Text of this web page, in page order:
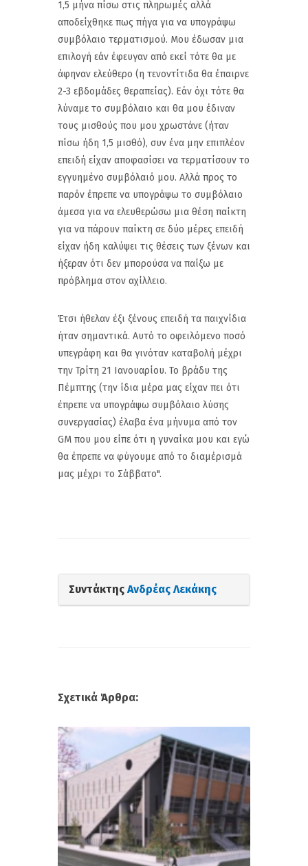
1,5 μήνα πίσω στις πληρωμές αλλά
αποδείχθηκε πως πήγα για να υπογράψω
συμβόλαιο τερματισμού. Μου έδωσαν μια
επιλογή εάν έφευγαν από εκεί τότε θα με
άφηναν ελεύθερο (η τενοντίτιδα θα έπαιρνε
2-3 εβδομάδες θεραπείας). Εάν όχι τότε θα
λύναμε το συμβόλαιο και θα μου έδιναν
τους μισθούς που μου χρωστάνε (ήταν
πίσω ήδη 1,5 μισθό), συν ένα μην επιπλέον
επειδή είχαν αποφασίσει να τερματίσουν το
εγγυημένο συμβόλαιό μου. Αλλά προς το
παρόν έπρεπε να υπογράψω το συμβόλαιο
άμεσα για να ελευθερώσω μια θέση παίκτη
για να πάρουν παίκτη σε δύο μέρες επειδή
είχαν ήδη καλύψει τις θέσεις των ξένων και
ήξεραν ότι δεν μπορούσα να παίξω με
πρόβλημα στον αχίλλειο.
Έτσι ήθελαν έξι ξένους επειδή τα παιχνίδια
ήταν σημαντικά. Αυτό το οφειλόμενο ποσό
υπεγράφη και θα γινόταν καταβολή μέχρι
την Τρίτη 21 Ιανουαρίου. Το βράδυ της
Πέμπτης (την ίδια μέρα μας είχαν πει ότι
έπρεπε να υπογράψω συμβόλαιο λύσης
συνεργασίας) έλαβα ένα μήνυμα από τον
GM που μου είπε ότι η γυναίκα μου και εγώ
θα έπρεπε να φύγουμε από το διαμέρισμά
μας μέχρι το Σάββατο".
Συντάκτης Ανδρέας Λεκάκης
Σχετικά Άρθρα: